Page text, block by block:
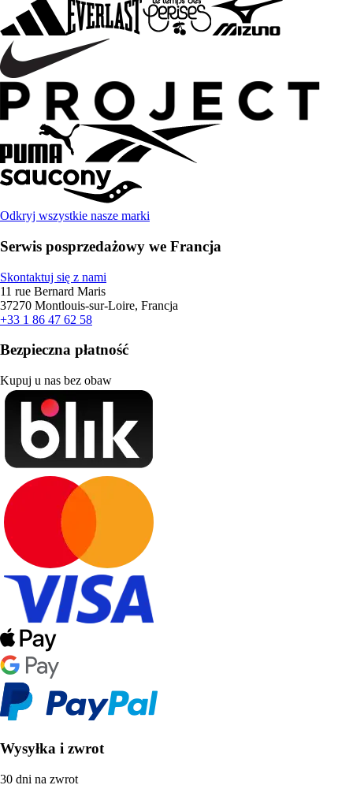
Odkryj wszystkie nasze marki
Serwis posprzedażowy we Francja
Skontaktuj się z nami
11 rue Bernard Maris
37270 Montlouis-sur-Loire, Francja
+33 1 86 47 62 58
Bezpieczna płatność
Kupuj u nas bez obaw
Wysyłka i zwrot
30 dni na zwrot